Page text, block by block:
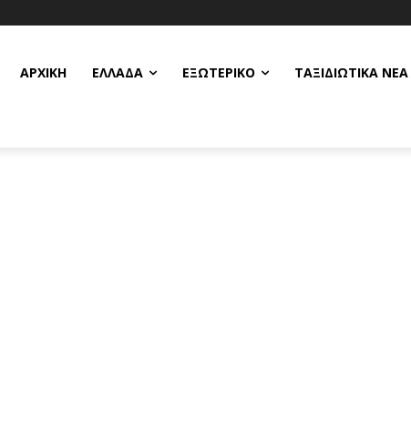
ΑΡΧΙΚΗ ΕΛΛΆΔΑ ΕΞΩΤΕΡΙΚΌ ΤΑΞΙΔΙΩΤΙΚΆ ΝΈΑ